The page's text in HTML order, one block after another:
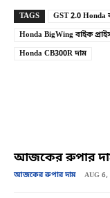
TAGS GST 2.0 Honda
Honda BigWing বাইক
Honda CB300R দাম
আজকের রুপার
আজকের রুপার দাম AUG 6,